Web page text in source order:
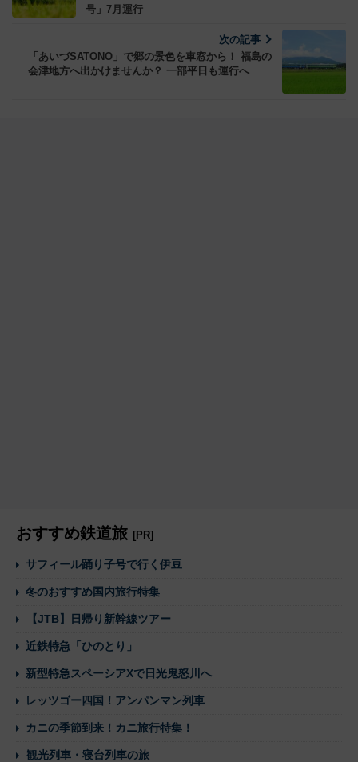
号」7月運行
次の記事
「あいづSATONO」で郷の景色を車窓から！ 福島の
会津地方へ出かけませんか？ 一部平日も運行へ
おすすめ鉄道旅 [PR]
サフィール踊り子号で行く伊豆
冬のおすすめ国内旅行特集
【JTB】日帰り新幹線ツアー
近鉄特急「ひのとり」
新型特急スペーシアXで日光鬼怒川へ
レッツゴー四国！アンパンマン列車
カニの季節到来！カニ旅行特集！
観光列車・寝台列車の旅